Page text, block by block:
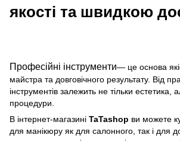
якості та швидкою
Професійні інструменти— це основа
майстра та довговічного результату. Від
інструментів залежить не тільки естетика,
процедури.
В інтернет-магазині TaTashop ви можете
для манікюру як для салонного, так і для